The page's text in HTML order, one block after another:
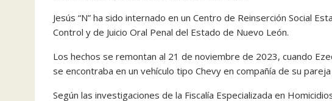
Jesús “N” ha sido internado en un Centro de Reinserción Social
Control y de Juicio Oral Penal del Estado de Nuevo León.
Los hechos se remontan al 21 de noviembre de 2023, cuando
se encontraba en un vehículo tipo Chevy en compañía de su
Según las investigaciones de la Fiscalía Especializada en